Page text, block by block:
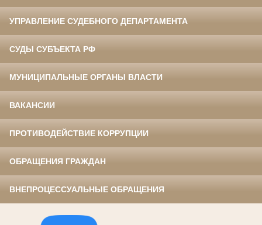
УПРАВЛЕНИЕ СУДЕБНОГО ДЕПАРТАМЕНТА
СУДЫ СУБЪЕКТА РФ
МУНИЦИПАЛЬНЫЕ ОРГАНЫ ВЛАСТИ
ВАКАНСИИ
ПРОТИВОДЕЙСТВИЕ КОРРУПЦИИ
ОБРАЩЕНИЯ ГРАЖДАН
ВНЕПРОЦЕССУАЛЬНЫЕ ОБРАЩЕНИЯ